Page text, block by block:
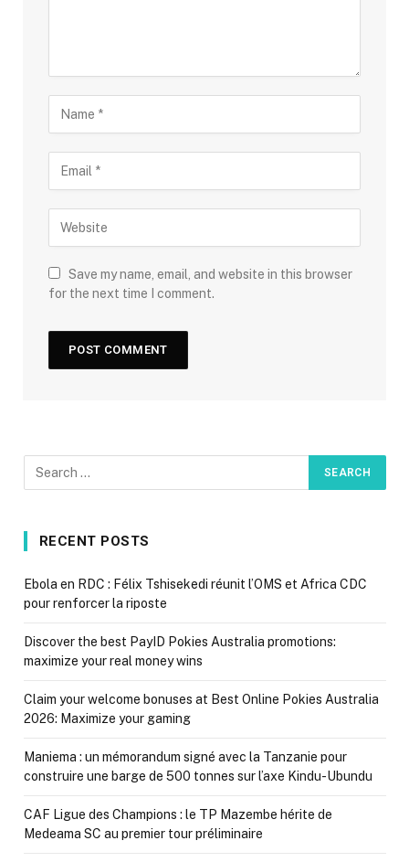
Save my name, email, and website in this browser
for the next time I comment.
RECENT POSTS
Ebola en RDC : Félix Tshisekedi réunit l’OMS et Africa CDC
pour renforcer la riposte
Discover the best PayID Pokies Australia promotions:
maximize your real money wins
Claim your welcome bonuses at Best Online Pokies Australia
2026: Maximize your gaming
Maniema : un mémorandum signé avec la Tanzanie pour
construire une barge de 500 tonnes sur l’axe Kindu-Ubundu
CAF Ligue des Champions : le TP Mazembe hérite de
Medeama SC au premier tour préliminaire